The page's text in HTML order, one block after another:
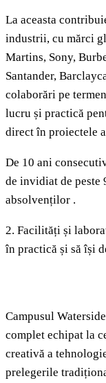
La aceasta
industrii, cu mărci
Martins, Sony,
Santander,
colaborări pe
lucru și practică
direct în proiectele
De 10 ani
de invidiat de peste
absolvenților .
2. Facilități și
în practică și să își
Campusul
complet echipat la
creativă a
prelegerile